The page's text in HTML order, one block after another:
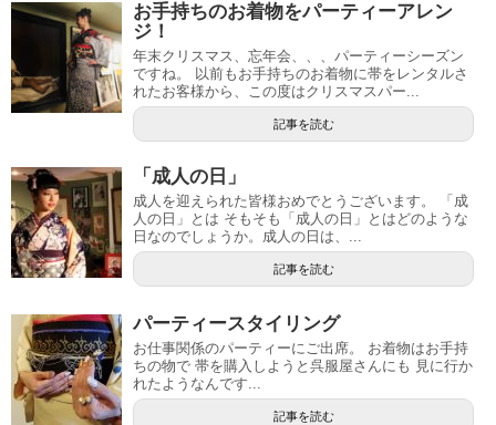
お手持ちのお着物をパーティーアレン
ジ！
年末クリスマス、忘年会、、、パーティーシーズン
ですね。 以前もお手持ちのお着物に帯をレンタルさ
れたお客様から、この度はクリスマスパー...
記事を読む
「成人の日」
成人を迎えられた皆様おめでとうございます。 「成
人の日」とは そもそも「成人の日」とはどのような
日なのでしょうか。成人の日は、...
記事を読む
パーティースタイリング
お仕事関係のパーティーにご出席。 お着物はお手持
ちの物で 帯を購入しようと呉服屋さんにも 見に行か
れたようなんです...
記事を読む